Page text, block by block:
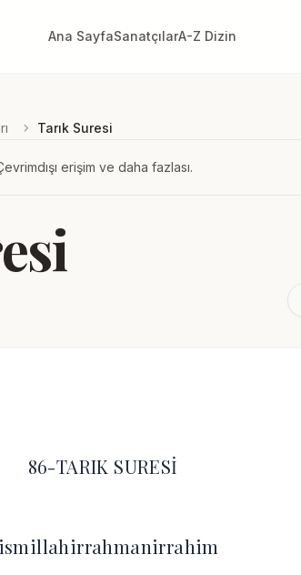
Ana SayfaSanatçılarA-Z Dizin
chevron_right Tarık Suresi
erişim ve daha fazlası.
86-TARIK SURESİ